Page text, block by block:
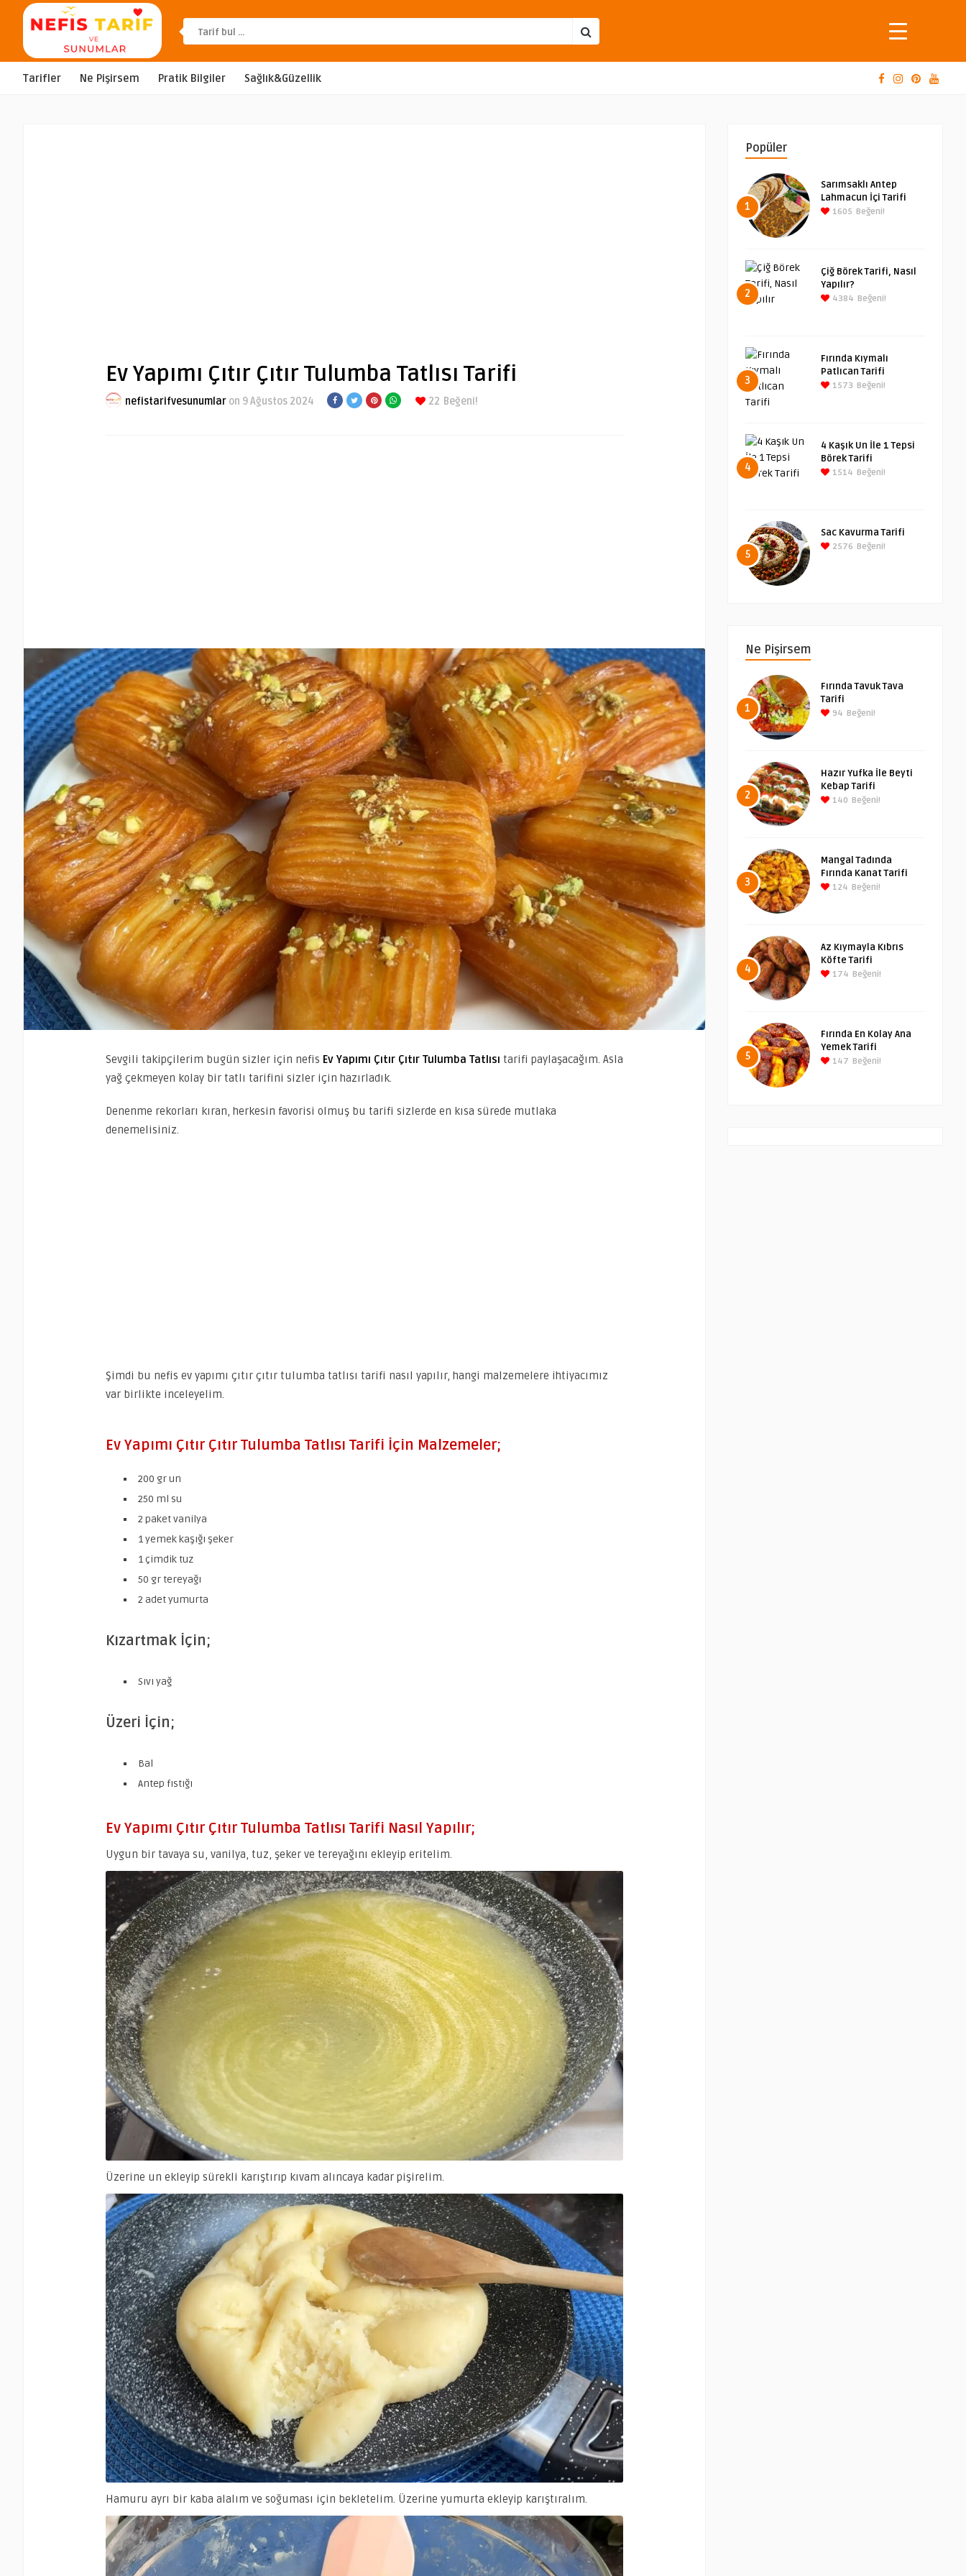
Tarifler Ne Pişirsem Pratik Bilgiler Sağlık&Güzellik
Ev Yapımı Çıtır Çıtır Tulumba Tatlısı Tarifi
nefistarifvesunumlar on 9 Ağustos 2024 22 Beğeni!
Sevgili takipçilerim bugün sizler için nefis Ev Yapımı Çıtır Çıtır Tulumba Tatlısı tarifi paylaşacağım. Asla
yağ çekmeyen kolay bir tatlı tarifini sizler için hazırladık.
Denenme rekorları kıran, herkesin favorisi olmuş bu tarifi sizlerde en kısa sürede mutlaka
denemelisiniz.
Şimdi bu nefis ev yapımı çıtır çıtır tulumba tatlısı tarifi nasıl yapılır, hangi malzemelere ihtiyacımız
var birlikte inceleyelim.
Ev Yapımı Çıtır Çıtır Tulumba Tatlısı Tarifi İçin Malzemeler;
200 gr un
250 ml su
2 paket vanilya
1 yemek kaşığı şeker
1 çimdik tuz
50 gr tereyağı
2 adet yumurta
Kızartmak İçin;
Sıvı yağ
Üzeri İçin;
Bal
Antep fıstığı
Ev Yapımı Çıtır Çıtır Tulumba Tatlısı Tarifi Nasıl Yapılır;
Uygun bir tavaya su, vanilya, tuz, şeker ve tereyağını ekleyip eritelim.
Üzerine un ekleyip sürekli karıştırıp kıvam alıncaya kadar pişirelim.
Hamuru ayrı bir kaba alalım ve soğuması için bekletelim. Üzerine yumurta ekleyip karıştıralım.
Popüler
1
Sarımsaklı Antep
Lahmacun İçi Tarifi
1605 Beğeni!
2
Çiğ Börek Tarifi, Nasıl
Yapılır?
4384 Beğeni!
3
Fırında Kıymalı
Patlıcan Tarifi
1573 Beğeni!
4
4 Kaşık Un İle 1 Tepsi
Börek Tarifi
1514 Beğeni!
5
Sac Kavurma Tarifi
2576 Beğeni!
Ne Pişirsem
1
Fırında Tavuk Tava
Tarifi
94 Beğeni!
2
Hazır Yufka İle Beyti
Kebap Tarifi
140 Beğeni!
3
Mangal Tadında
Fırında Kanat Tarifi
124 Beğeni!
4
Az Kıymayla Kıbrıs
Köfte Tarifi
174 Beğeni!
5
Fırında En Kolay Ana
Yemek Tarifi
147 Beğeni!